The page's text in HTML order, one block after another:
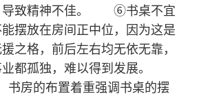
导致精神不佳。 ⑥书桌不宜
摆放在房间正中位，因为这是
之格，前后左右均无依无靠，
业都孤独，难以得到发展。
房的布置着重强调书桌的摆